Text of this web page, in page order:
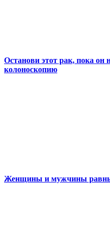
Останови этот рак, пока он
колоноскопию
Женщины и мужчины